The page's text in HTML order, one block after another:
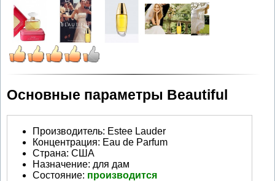
Основные параметры Beautiful
Производитель: Estee Lauder
Концентрация: Eau de Parfum
Страна: США
Назначение: для дам
Состояние: производится